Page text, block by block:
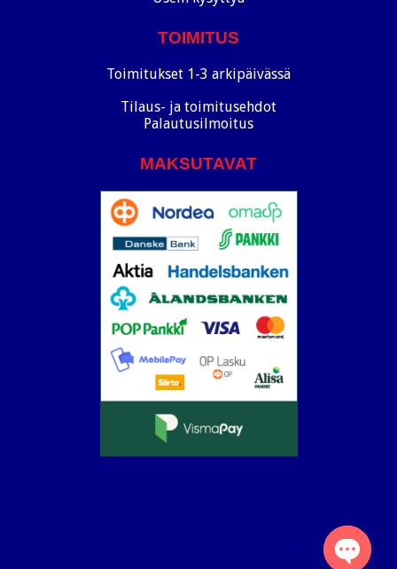
TOIMITUS
Toimitukset 1-3 arkipäivässä
Tilaus- ja toimitusehdot
Palautusilmoitus
MAKSUTAVAT